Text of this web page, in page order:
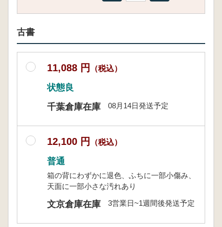
古書
11,088 円 （税込）
状態良
千葉倉庫在庫
08月14日発送予定
12,100 円 （税込）
普通
箱の背にわずかに退色、ふちに一部小傷み、
天面に一部小さな汚れあり
文京倉庫在庫 3営業日~1週間後発送予定